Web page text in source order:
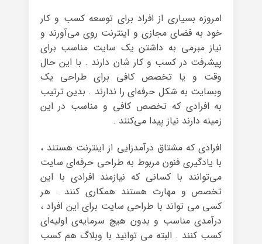
امروزه بسیاری از افراد برای توسعه‌ کسب و کار
خود به فضای مجازی و اینترنت روی می‌آورند و
نیاز مبرمی به داشتن یک سایت مناسب برای
پیشرفت در کسب و کار شان دارند . با این حال
وقت و یا تخصص کافی برای طراحی یک
وبسایت به شکل حرفه‌ای را ندارند . بدین ترتیب
به افرادی که تخصص کافی و مناسب در این
زمینه دارند نیاز پیدا می‌کنند .
افرادی که مشتاق درآمدزایی از اینترنت هستند ،
با یادگیری فنون مربوط به طراحی حرفه‌ای سایت
می‌توانند با کسانی که نیازمند افرادی با این
تخصص و مهارت هستند همکاری کنند . هر
کسی می تواند با طراحی سایت برای این افراد ،
درآمدی مناسب و بدون هیچ سرمایه‌ی اولیه‌ای
کسب کنند . البته می توانید با وبلاگ هم کسب